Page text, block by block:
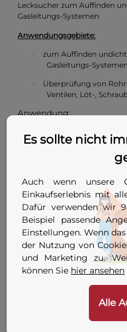
Lecksucher zum Auffinden
Gasleitungs-Systemen
Anwendungsgebiete:
·
zum Auffinden
Gasleitungs-Systemen
·
Überprüfung von
Ventilen, Löt-,
Anwendung:
Unsere Angaben sind
Erfahrungen. Ohne
jeweiligen Einsatzzweck
unsachgemäßer
Druck stehen. Dose vor
Stellen einsprühen,
sachgemäßer
Nicht in das Innere von
gelangen lassen.
Nur für den gewerblichen
Ausführung vor Frost
Es sollte nicht
Auch wenn unsere
Einkaufserlebnis mit
Dafür verwenden wir
Beispiel passende
Einstellungen. Wenn
der Nutzung von
und Marketing zu.
können Sie hier ansehen
Alle